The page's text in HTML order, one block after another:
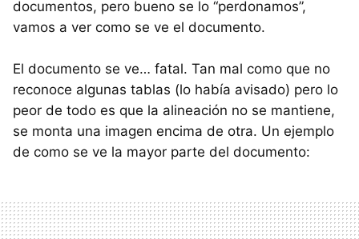
documentos, pero bueno se lo “perdonamos”,
vamos a ver como se ve el documento.
El documento se ve… fatal. Tan mal como que no
reconoce algunas tablas (lo había avisado) pero lo
peor de todo es que la alineación no se mantiene,
se monta una imagen encima de otra. Un ejemplo
de como se ve la mayor parte del documento: